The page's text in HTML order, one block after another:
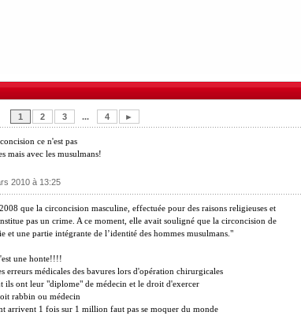
1 2 3 ... 4 ►
ce n'est pas
mais avec les musulmans!
2010 à 13:25
que la circoncision masculine, effectuée pour des raisons religieuses et
pas un crime. A ce moment, elle avait souligné que la circoncision de
et une partie intégrante de l’identité des hommes musulmans."
une honte!!!!
erreurs médicales des bavures lors d'opération chirurgicales
ils ont leur "diplome" de médecin et le droit d'exercer
rabbin ou médecin
arrivent 1 fois sur 1 million faut pas se moquer du monde